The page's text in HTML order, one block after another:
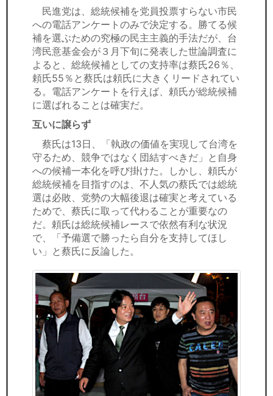
民進党は、総統候補を党員投票すらない市民
への電話アンケートのみで決定する。勝てる候
補を選ぶための究極の民主主義的手法だが、台
湾民意基金会が３月下旬に発表した世論調査に
よると、総統候補としての支持率は蔡氏26％、
頼氏55％と蔡氏は頼氏に大きくリードされてい
る。電話アンケートを行えば、頼氏が総統候補
に選ばれることは確実だ。
互いに譲らず
蔡氏は13日、「執政の価値を実現して台湾を
守るため、競争ではなく団結すべきだ」と自身
への候補一本化を呼び掛けた。しかし、頼氏が
総統候補を目指すのは、不人気の蔡氏では総統
選は必敗、党勢の大幅後退は確実と考えている
ためで、蔡氏に取って代わることが重要なの
だ。頼氏は総統候補レースで依然有利な状況
で、「予備選で勝ったら自分を支持してほし
い」と蔡氏に反論した。